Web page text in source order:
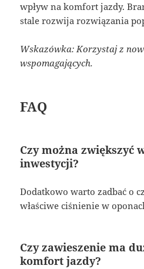
wpływ na komfort jazdy.
stale rozwija rozwiązania
Wskazówka: Korzystaj z
wspomagających.
FAQ
Czy można zwiększyć
inwestycji?
Dodatkowo warto zadbać o
właściwe ciśnienie w
Czy zawieszenie ma
komfort jazdy?